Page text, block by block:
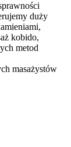
duży
kobido,
metod
masażystów